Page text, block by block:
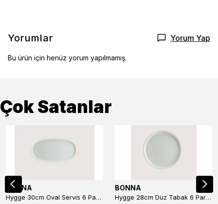
Yorumlar Yorum Yap
Bu ürün için henüz yorum yapılmamış.
Çok Satanlar
BONNA
Hygge 30cm Oval Servis 6 Parça
BONNA
Hygge 28cm Düz Tabak 6 Parça